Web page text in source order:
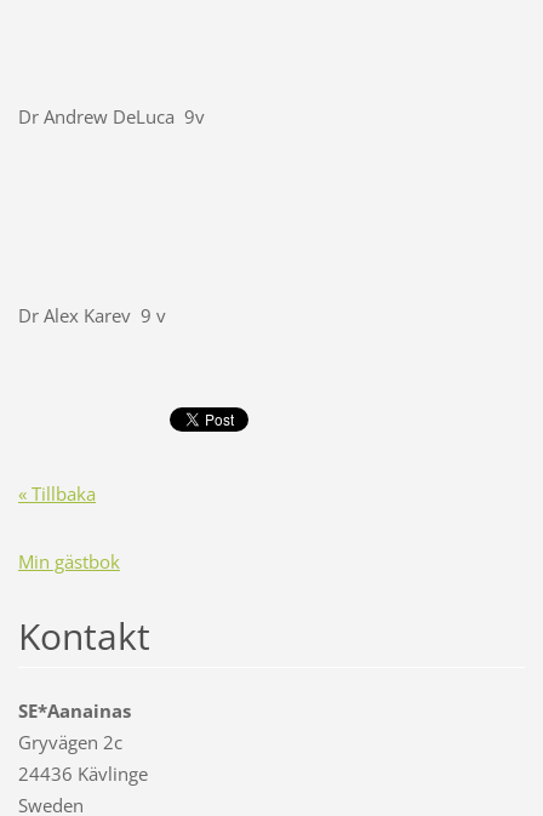
Dr Andrew DeLuca 9v
Dr Alex Karev 9 v
« Tillbaka
Min gästbok
Kontakt
SE*Aanainas
Gryvägen 2c
24436 Kävlinge
Sweden